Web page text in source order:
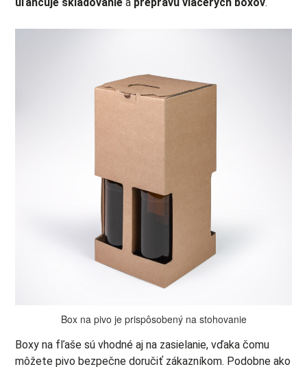
uľahčuje skladovanie a prepravu viacerých boxov.
Box na pivo je prispôsobený na stohovanie
Boxy na fľaše sú vhodné aj na zasielanie, vďaka čomu
môžete pivo bezpečne doručiť zákazníkom. Podobne ako